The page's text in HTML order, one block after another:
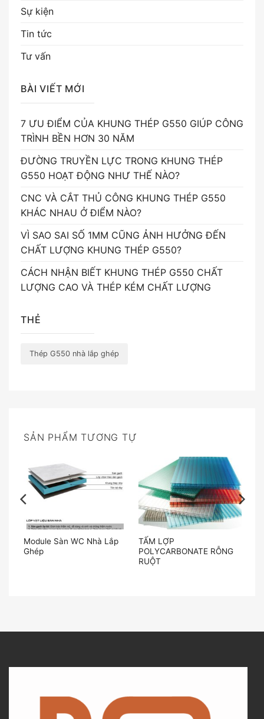
Sự kiện
Tin tức
Tư vấn
BÀI VIẾT MỚI
7 ƯU ĐIỂM CỦA KHUNG THÉP G550 GIÚP CÔNG
TRÌNH BỀN HƠN 30 NĂM
ĐƯỜNG TRUYỀN LỰC TRONG KHUNG THÉP
G550 HOẠT ĐỘNG NHƯ THẾ NÀO?
CNC VÀ CẮT THỦ CÔNG KHUNG THÉP G550
KHÁC NHAU Ở ĐIỂM NÀO?
VÌ SAO SAI SỐ 1MM CŨNG ẢNH HƯỞNG ĐẾN
CHẤT LƯỢNG KHUNG THÉP G550?
CÁCH NHẬN BIẾT KHUNG THÉP G550 CHẤT
LƯỢNG CAO VÀ THÉP KÉM CHẤT LƯỢNG
THẺ
Thép G550 nhà lắp ghép
SẢN PHẨM TƯƠNG TỰ
Module Sàn WC Nhà Lắp
Ghép
TẤM LỢP
POLYCARBONATE RỖNG
RUỘT